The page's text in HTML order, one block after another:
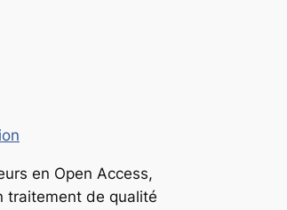
en Open Access,
traitement de qualité